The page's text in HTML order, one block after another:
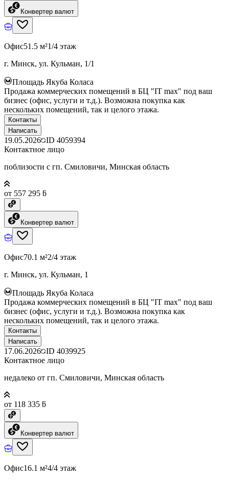
Конвертер валют
Офис51.5 м²1/4 этаж
г. Минск, ул. Кульман, 1/1
Площадь Якуба Коласа
Продажа коммерческих помещений в БЦ "IT max" под ваш
бизнес (офис, услуги и т.д.). Возможна покупка как
нескольких помещений, так и целого этажа.
Контакты
Написать
19.05.2026 ID 4059394
Контактное лицо
поблизости с гп. Смиловичи, Минская область
от 557 295 ƃ
Конвертер валют
Офис70.1 м²2/4 этаж
г. Минск, ул. Кульман, 1
Площадь Якуба Коласа
Продажа коммерческих помещений в БЦ "IT max" под ваш
бизнес (офис, услуги и т.д.). Возможна покупка как
нескольких помещений, так и целого этажа.
Контакты
Написать
17.06.2026 ID 4039925
Контактное лицо
недалеко от гп. Смиловичи, Минская область
от 118 335 ƃ
Конвертер валют
Офис16.1 м²4/4 этаж